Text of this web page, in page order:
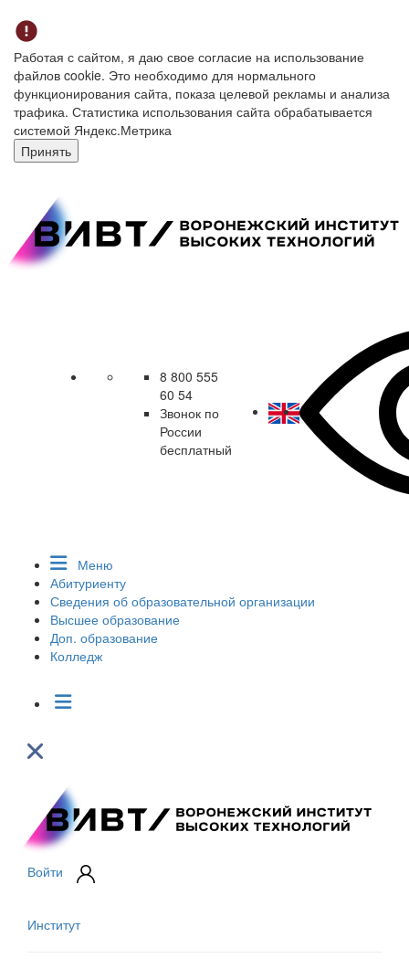
Работая с сайтом, я даю свое согласие на использование
файлов cookie. Это необходимо для нормального
функционирования сайта, показа целевой рекламы и анализа
трафика. Статистика использования сайта обрабатывается
системой Яндекс.Метрика
Принять
8 800 555
60 54
Звонок по
России
бесплатный
Меню
Абитуриенту
Сведения об образовательной организации
Высшее образование
Доп. образование
Колледж
Войти
Институт